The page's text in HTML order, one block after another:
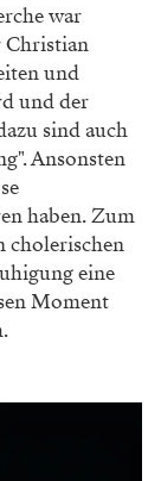
war
Christian
und
und der
sind auch
Ansonsten
haben. Zum
cholerischen
eine
Moment